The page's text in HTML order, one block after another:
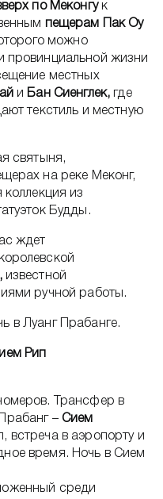
по Меконгук
пещерам Пак Оу
можно
провинциальной жизни
местных
и Бан Сиенглек, где
текстиль и местную
святыня,
на реке Меконг,
коллекция из
Будды.
ждет
известной
ручной работы.
в Луанг Прабанге.
Рип
Трансфер в
– Сием
встреча в аэропорту и
время. Ночь в Сием
среди